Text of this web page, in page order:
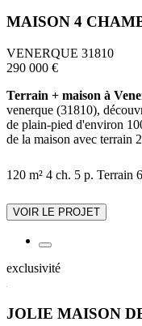
MAISON 4
VENERQUE 31810
290 000 €
Terrain + maison à
venerque (31810),
de plain-pied d'environ
de la maison avec terrain
120 m² 4 ch. 5 p. Terrain
VOIR LE PROJET
exclusivité
JOLIE MAISON